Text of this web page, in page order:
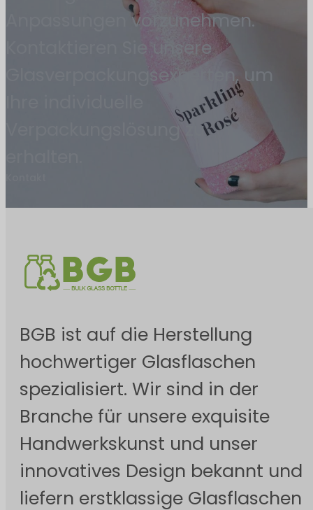
Anpassungen vorzunehmen.
Kontaktieren Sie unsere
Glasverpackungsexperten, um
Verpackungslösung zu
BGB ist auf die Herstellung
hochwertiger Glasflaschen
spezialisiert. Wir sind in der
Branche für unsere exquisite
Handwerkskunst und unser
innovatives Design bekannt und
liefern erstklassige Glasflaschen